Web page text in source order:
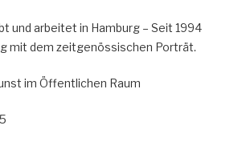
und arbeitet in Hamburg – Seit 1994
mit dem zeitgenössischen Porträt.
im Öffentlichen Raum